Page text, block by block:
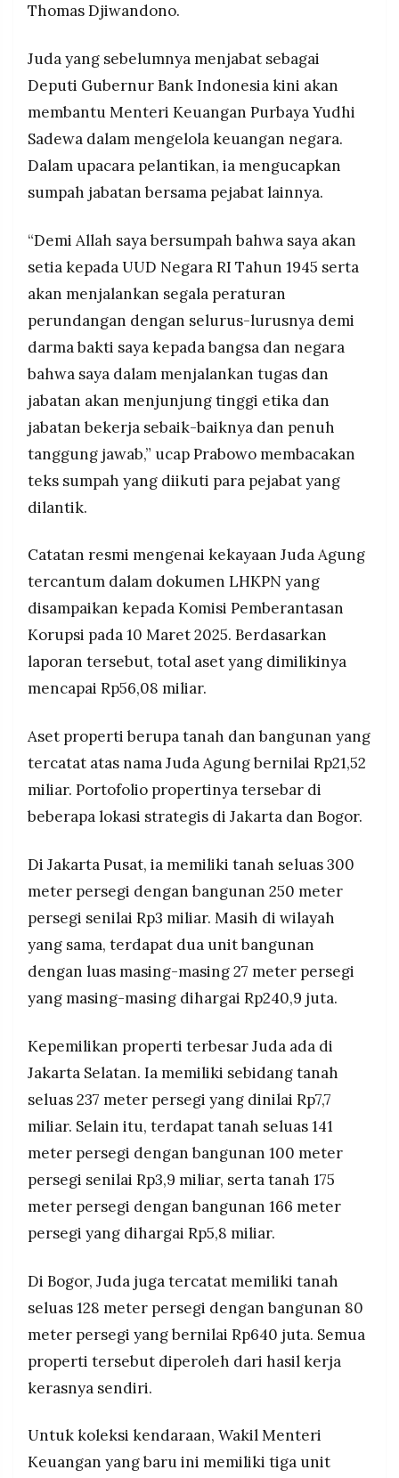
MEDIA
PRAMUDITA
©
Resolusi.co
-
PT.
MEDIA
PRAMUDITA
Rp1,54 miliar, dengan total utang Rp1,65 miliar
Thomas Djiwandono.
Juda yang sebelumnya menjabat sebagai
Deputi Gubernur Bank Indonesia kini akan
membantu Menteri Keuangan Purbaya Yudhi
Sadewa dalam mengelola keuangan negara.
Dalam upacara pelantikan, ia mengucapkan
sumpah jabatan bersama pejabat lainnya.
“Demi Allah saya bersumpah bahwa saya akan
setia kepada UUD Negara RI Tahun 1945 serta
akan menjalankan segala peraturan
perundangan dengan selurus-lurusnya demi
darma bakti saya kepada bangsa dan negara
bahwa saya dalam menjalankan tugas dan
jabatan akan menjunjung tinggi etika dan
jabatan bekerja sebaik-baiknya dan penuh
tanggung jawab,” ucap Prabowo membacakan
teks sumpah yang diikuti para pejabat yang
dilantik.
Catatan resmi mengenai kekayaan Juda Agung
tercantum dalam dokumen LHKPN yang
disampaikan kepada Komisi Pemberantasan
Korupsi pada 10 Maret 2025. Berdasarkan
laporan tersebut, total aset yang dimilikinya
mencapai Rp56,08 miliar.
Aset properti berupa tanah dan bangunan yang
tercatat atas nama Juda Agung bernilai Rp21,52
miliar. Portofolio propertinya tersebar di
beberapa lokasi strategis di Jakarta dan Bogor.
Di Jakarta Pusat, ia memiliki tanah seluas 300
meter persegi dengan bangunan 250 meter
persegi senilai Rp3 miliar. Masih di wilayah
yang sama, terdapat dua unit bangunan
dengan luas masing-masing 27 meter persegi
yang masing-masing dihargai Rp240,9 juta.
Kepemilikan properti terbesar Juda ada di
Jakarta Selatan. Ia memiliki sebidang tanah
seluas 237 meter persegi yang dinilai Rp7,7
miliar. Selain itu, terdapat tanah seluas 141
meter persegi dengan bangunan 100 meter
persegi senilai Rp3,9 miliar, serta tanah 175
meter persegi dengan bangunan 166 meter
persegi yang dihargai Rp5,8 miliar.
Di Bogor, Juda juga tercatat memiliki tanah
seluas 128 meter persegi dengan bangunan 80
meter persegi yang bernilai Rp640 juta. Semua
properti tersebut diperoleh dari hasil kerja
kerasnya sendiri.
Untuk koleksi kendaraan, Wakil Menteri
Keuangan yang baru ini memiliki tiga unit